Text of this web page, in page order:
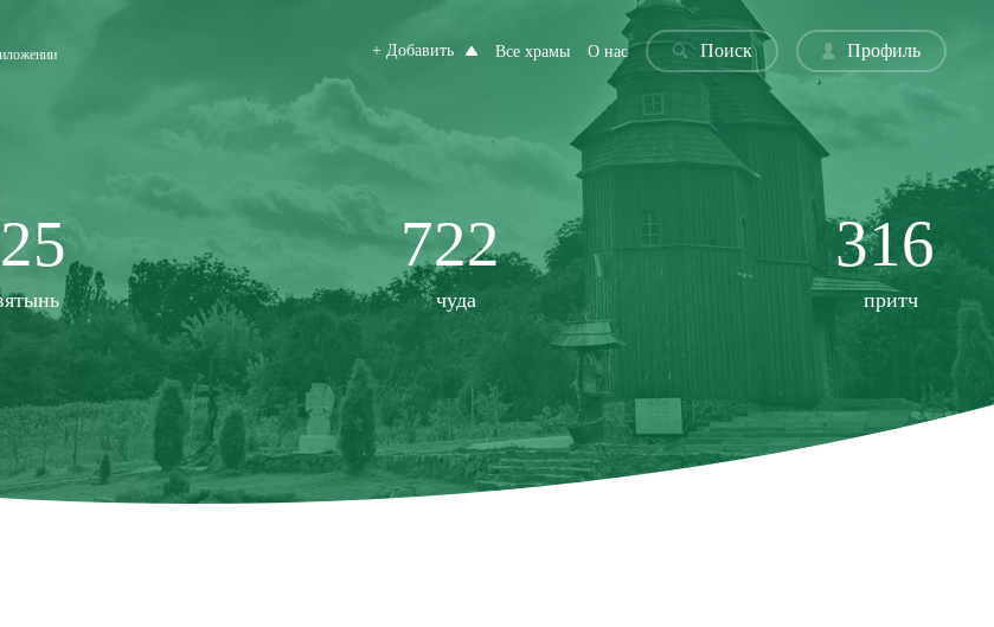
+ Добавить Все храмы О нас Поиск Профиль
722
чуда
316
притч